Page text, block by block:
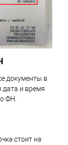
документы в
дата и время
ФН.
стоит на